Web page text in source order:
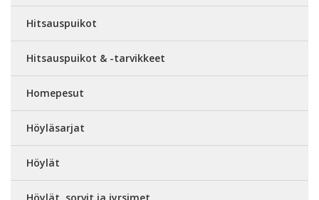
Hitsauspuikot
Hitsauspuikot & -tarvikkeet
Homepesut
Höyläsarjat
Höylät